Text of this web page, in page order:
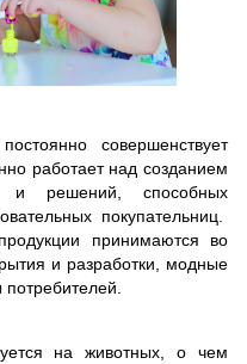
совершенствует
работает над созданием
и решений, способных
покупательниц.
принимаются во
и разработки, модные
на животных, о чем